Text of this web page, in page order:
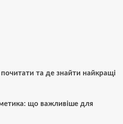
та де знайти найкращі
що важливіше для